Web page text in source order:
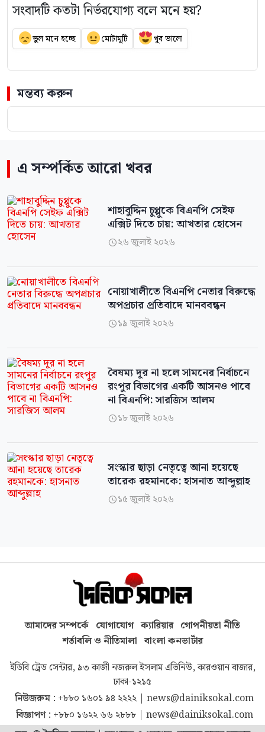
সংবাদটি কতটা নির্ভরযোগ্য বলে মনে হয়?
ভুল মনে হচ্ছে মোটামুটি খুব ভালো
মন্তব্য করুন
এ সম্পর্কিত আরো খবর
শাহাবুদ্দিন চুপ্পুকে বিএনপি সেইফ
এক্সিট দিতে চায়: আখতার হোসেন
২৬ জুলাই ২০২৬
নোয়াখালীতে বিএনপি নেতার বিরুদ্ধে
অপপ্রচার প্রতিবাদে মানববন্ধন
১৯ জুলাই ২০২৬
বৈষম্য দূর না হলে সামনের নির্বাচনে
রংপুর বিভাগের একটি আসনও পাবে
না বিএনপি: সারজিস আলম
১৮ জুলাই ২০২৬
সংস্কার ছাড়া নেতৃত্বে আনা হয়েছে
তারেক রহমানকে: হাসনাত আব্দুল্লাহ
১৫ জুলাই ২০২৬
আমাদের সম্পর্কে যোগাযোগ ক্যারিয়ার গোপনীয়তা নীতি
শর্তাবলি ও নীতিমালা বাংলা কনভার্টার
ইডিবি ট্রেড সেন্টার, ৯৩ কাজী নজরুল ইসলাম এভিনিউ, কারওয়ান বাজার,
ঢাকা-১২১৫
নিউজরুম : +৮৮০ ১৬০১ ৯৪ ২২২২| news@dainiksokal.com
বিজ্ঞাপণ : +৮৮০ ১৬২২ ৬৬ ২৮৮৮| news@dainiksokal.com